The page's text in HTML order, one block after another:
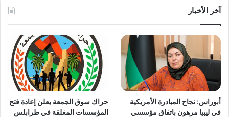
آخر الأخبار
أبوراس: نجاح المبادرة الأمريكية
في ليبيا مرهون باتفاق مؤسسي
حراك سوق الجمعة يعلن إعادة فتح
المؤسسات المغلقة في طرابلس